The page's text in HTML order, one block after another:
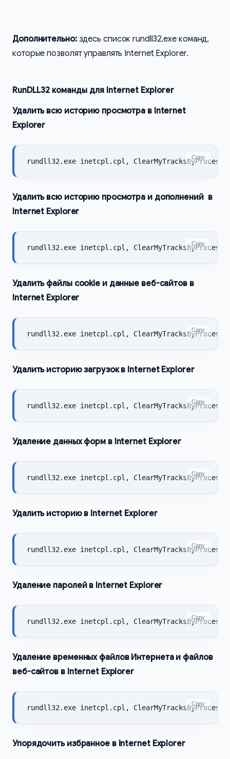
Дополнительно:здесь список rundll32.exe команд,
которые позволят управлять Internet Explorer.
RunDLL32 команды для Internet Explorer
Удалить всю историю просмотра в Internet
Explorer
rundll32.exe inetcpl.cpl, ClearMyTracksByProcess
Copy
Удалить всю историю просмотра и дополнений в
Internet Explorer
rundll32.exe inetcpl.cpl, ClearMyTracksByProcess
Copy
Удалить файлы cookie и данные веб-сайтов в
Internet Explorer
rundll32.exe inetcpl.cpl, ClearMyTracksByProcess
Copy
Удалить историю загрузок в Internet Explorer
rundll32.exe inetcpl.cpl, ClearMyTracksByProcess
Copy
Удаление данных форм в Internet Explorer
rundll32.exe inetcpl.cpl, ClearMyTracksByProcess
Copy
Удалить историю в Internet Explorer
rundll32.exe inetcpl.cpl, ClearMyTracksByProcess
Copy
Удаление паролей в Internet Explorer
rundll32.exe inetcpl.cpl, ClearMyTracksByProcess
Copy
Удаление временных файлов Интернета и файлов
веб-сайтов в Internet Explorer
rundll32.exe inetcpl.cpl, ClearMyTracksByProcess
Copy
Упорядочить избранное в Internet Explorer